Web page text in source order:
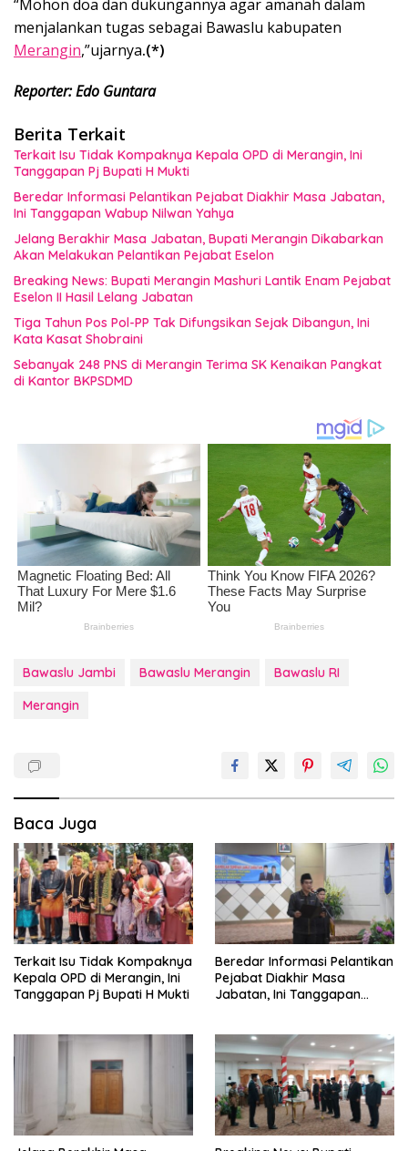
“Mohon doa dan dukungannya agar amanah dalam
menjalankan tugas sebagai Bawaslu kabupaten
Merangin,”ujarnya.(*)
Reporter: Edo Guntara
Berita Terkait
Terkait Isu Tidak Kompaknya Kepala OPD di Merangin, Ini
Tanggapan Pj Bupati H Mukti
Beredar Informasi Pelantikan Pejabat Diakhir Masa Jabatan,
Ini Tanggapan Wabup Nilwan Yahya
Jelang Berakhir Masa Jabatan, Bupati Merangin Dikabarkan
Akan Melakukan Pelantikan Pejabat Eselon
Breaking News: Bupati Merangin Mashuri Lantik Enam Pejabat
Eselon II Hasil Lelang Jabatan
Tiga Tahun Pos Pol-PP Tak Difungsikan Sejak Dibangun, Ini
Kata Kasat Shobraini
Sebanyak 248 PNS di Merangin Terima SK Kenaikan Pangkat
di Kantor BKPSDMD
Bawaslu Jambi Bawaslu Merangin
Bawaslu RI
Merangin
Baca Juga
Terkait Isu Tidak Kompaknya
Kepala OPD di Merangin, Ini
Tanggapan Pj Bupati H Mukti
Beredar Informasi Pelantikan
Pejabat Diakhir Masa
Jabatan, Ini Tanggapan